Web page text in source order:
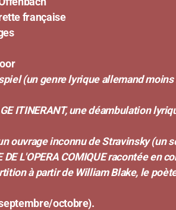
(un genre lyrique allemand
une déambulation lyrique de
de Stravinsky (un
COMIQUE racontée en
à partir de William Blake, le
octobre).